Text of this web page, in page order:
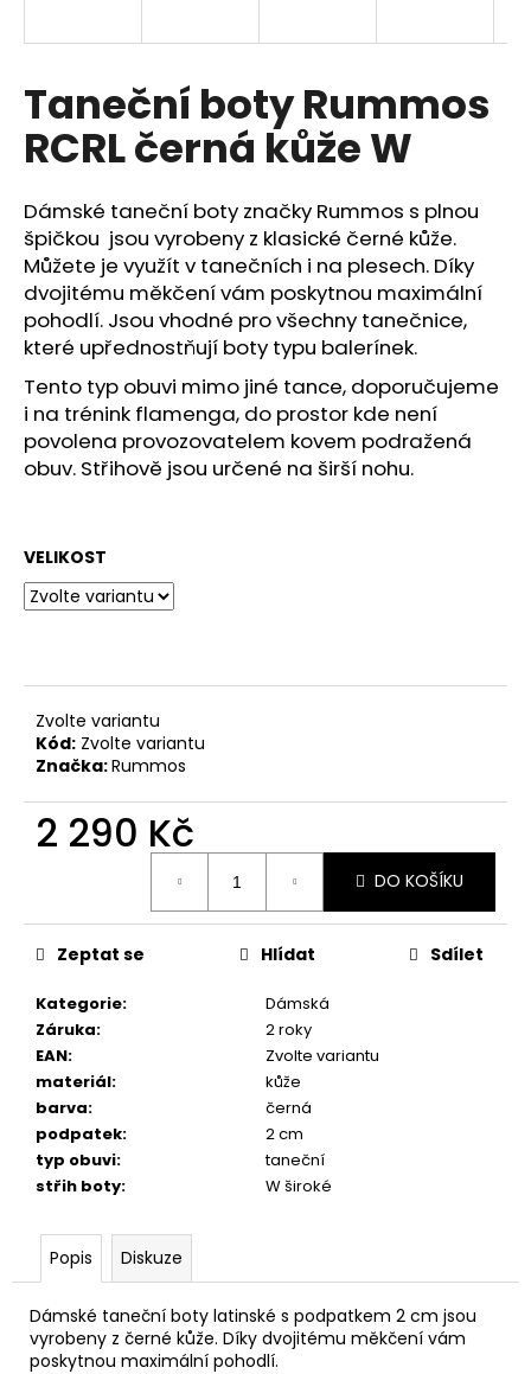
Taneční boty Rummos
RCRL černá kůže W
Dámské taneční boty značky Rummos s plnou
špičkou jsou vyrobeny z klasické černé kůže.
Můžete je využít v tanečních i na plesech. Díky
dvojitému měkčení vám poskytnou maximální
pohodlí. Jsou vhodné pro všechny tanečnice,
které upřednostňují boty typu balerínek.
Tento typ obuvi mimo jiné tance, doporučujeme
i na trénink flamenga, do prostor kde není
povolena provozovatelem kovem podražená
obuv. Střihově jsou určené na širší nohu.
VELIKOST
Zvolte variantu
Kód: Zvolte variantu
Značka:Rummos
2 290 Kč
DO KOŠÍKU
Kategorie:
Dámská
Záruka:
2 roky
EAN:
Zvolte variantu
materiál:
kůže
barva:
černá
podpatek:
2 cm
typ obuvi:
taneční
střih boty: W široké
Zeptat se Hlídat Sdílet
Popis Diskuze
Dámské taneční boty latinské s podpatkem 2 cm jsou
vyrobeny z černé kůže. Díky dvojitému měkčení vám
poskytnou maximální pohodlí.
í
t
?
HLEDAT
D
o
p
o
r
u
j
e
DÁMSKÉ
TANEČNÍ
BOTY
PDNEO
804,
PODPATEK
7CM
Kč